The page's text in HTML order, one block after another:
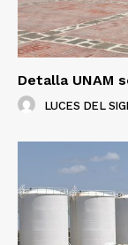
Detalla UNAM
LUCES DEL